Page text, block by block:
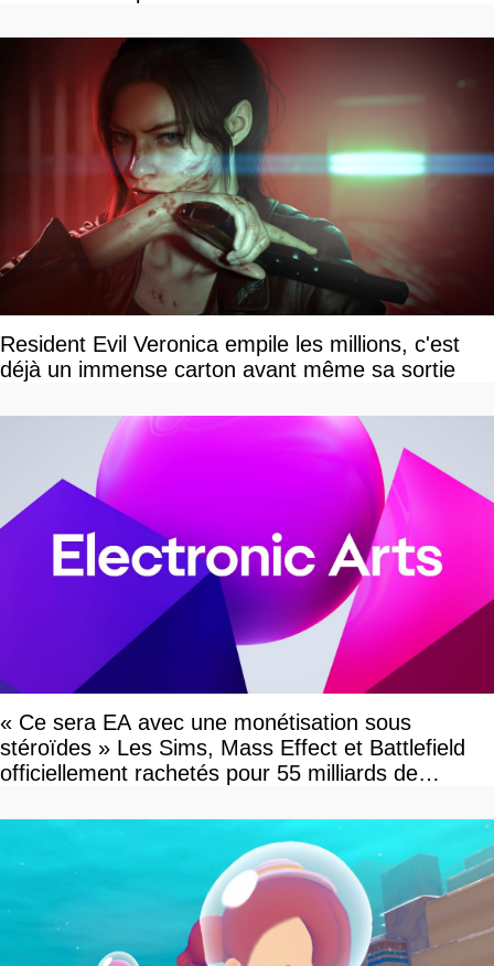
Resident Evil Veronica empile les millions, c'est
déjà un immense carton avant même sa sortie
« Ce sera EA avec une monétisation sous
stéroïdes » Les Sims, Mass Effect et Battlefield
officiellement rachetés pour 55 milliards de